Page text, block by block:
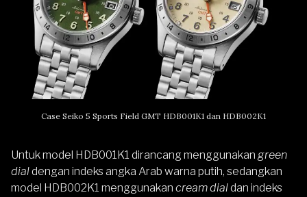
Case Seiko 5 Sports Field GMT HDB001K1 dan HDB002K1
Untuk model HDB001K1 dirancang menggunakan green
dialdengan indeks angka Arab warna putih, sedangkan
model HDB002K1 menggunakan cream dialdan indeks